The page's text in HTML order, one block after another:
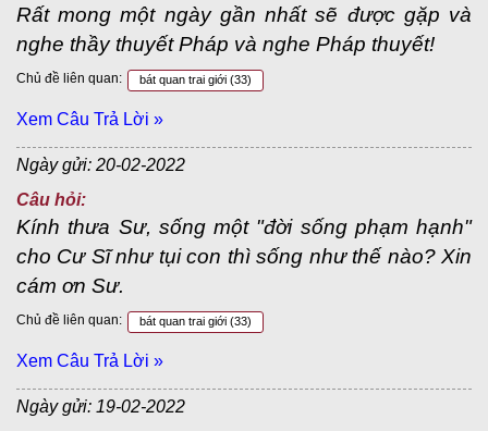
Rất mong một ngày gần nhất sẽ được gặp và
nghe thầy thuyết Pháp và nghe Pháp thuyết!
Chủ đề liên quan: bát quan trai giới (33)
Xem Câu Trả Lời »
Ngày gửi: 20-02-2022
Câu hỏi:
Kính thưa Sư, sống một "đời sống phạm hạnh"
cho Cư Sĩ như tụi con thì sống như thế nào? Xin
cám ơn Sư.
Chủ đề liên quan: bát quan trai giới (33)
Xem Câu Trả Lời »
Ngày gửi: 19-02-2022